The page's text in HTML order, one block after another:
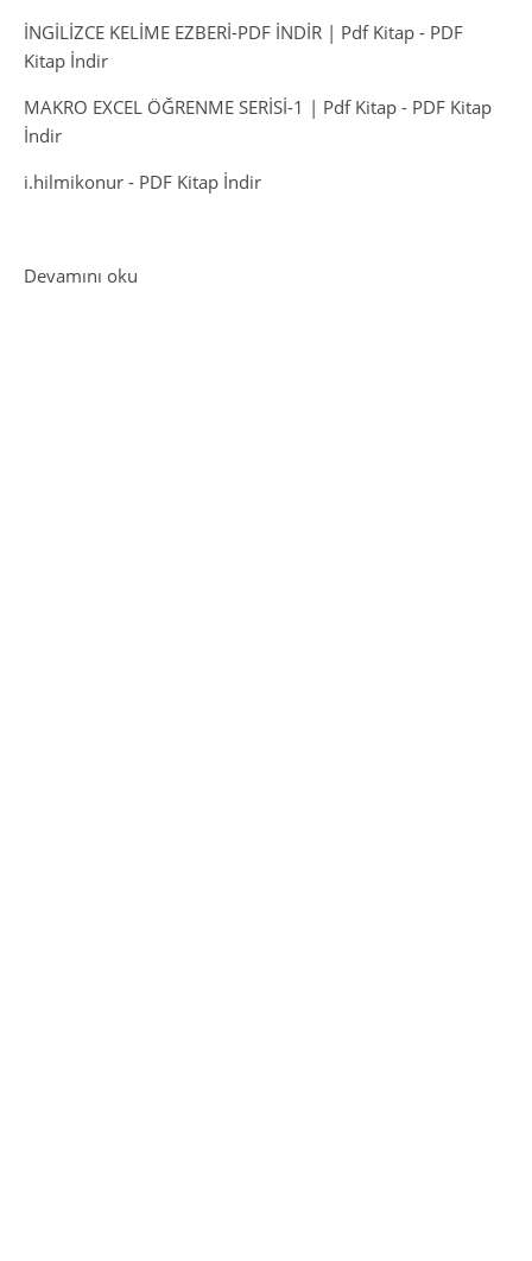
İNGİLİZCE KELİME EZBERİ-PDF İNDİR | Pdf Kitap - PDF
Kitap İndir
MAKRO EXCEL ÖĞRENME SERİSİ-1 | Pdf Kitap - PDF Kitap
İndir
i.hilmikonur - PDF Kitap İndir
Devamını oku